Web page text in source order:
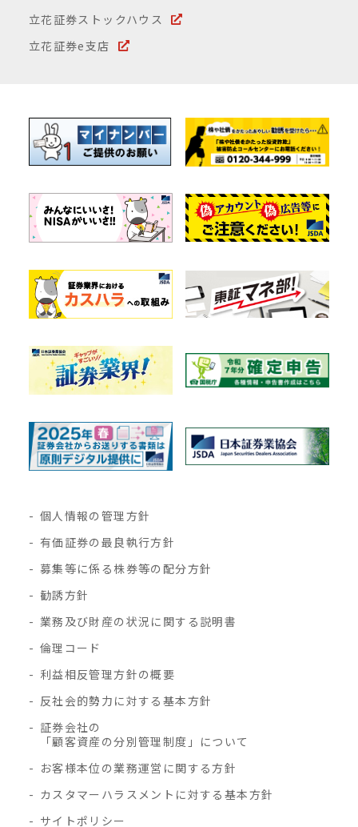
立花証券ストックハウス
立花証券e支店
個人情報の管理方針
有価証券の最良執行方針
募集等に係る株券等の配分方針
勧誘方針
業務及び財産の状況に関する説明書
倫理コード
利益相反管理方針の概要
反社会的勢力に対する基本方針
証券会社の
「顧客資産の分別管理制度」について
お客様本位の業務運営に関する方針
カスタマーハラスメントに対する基本方針
サイトポリシー